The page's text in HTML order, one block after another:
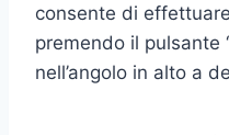
consente di
premendo il pulsante
nell’angolo in alto a